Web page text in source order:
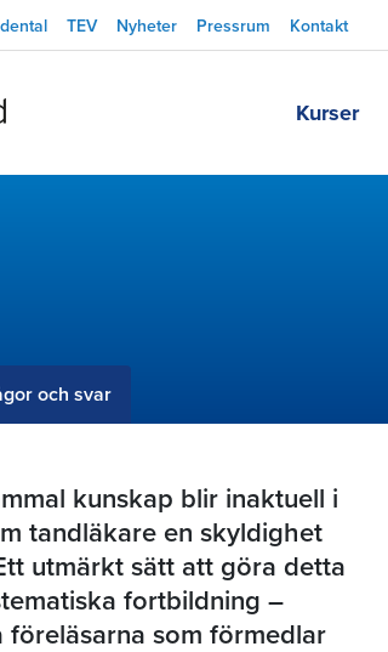
TEV Nyheter Pressrum Kontakt
Kurser
och svar
kunskap blir inaktuell i
tandläkare en skyldighet
utmärkt sätt att göra detta
fortbildning –
föreläsarna som förmedlar